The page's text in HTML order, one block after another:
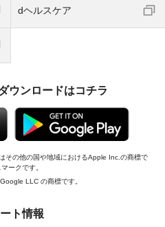
dヘルスケア
ウンロードはコチラ
その他の国や地域におけるApple Inc.の商標で
ークです。
LLC の商標です。
ト情報